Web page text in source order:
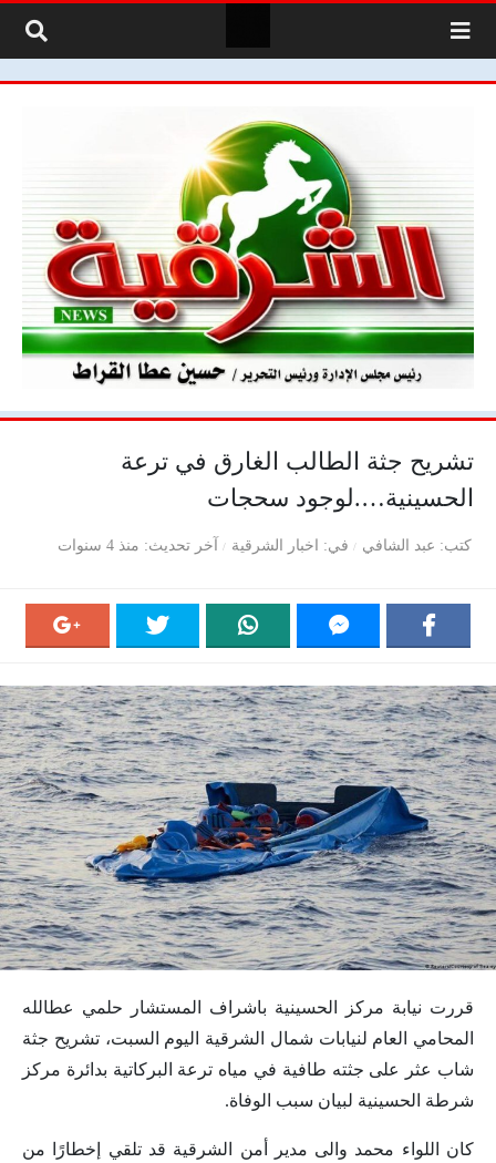
تشريح جثة الطالب الغارق في ترعة
الحسينية….لوجود سحجات
كتب عبد الشافي في اخبار الشرقية آخر تحديث منذ 4 سنوات
قررت نيابة مركز الحسينية باشراف المستشار حلمي عطالله
المحامي العام لنيابات شمال الشرقية اليوم السبت، تشريح جثة
شاب عثر على جثته طافية في مياه ترعة البركاتية بدائرة مركز
شرطة الحسينية لبيان سبب الوفاة.
كان اللواء محمد والى مدير أمن الشرقية قد تلقي إخطارًا من